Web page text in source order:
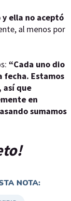
ella no aceptó
al menos por
“Cada uno dio
fecha. Estamos
así que
en
sumamos
NOTA: